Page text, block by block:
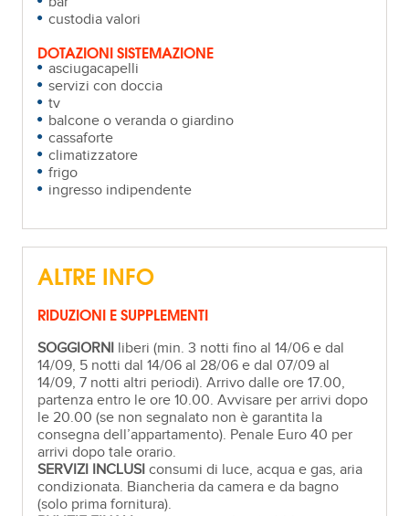
custodia valori
DOTAZIONI SISTEMAZIONE
asciugacapelli
servizi con doccia
tv
balcone o veranda o giardino
cassaforte
climatizzatore
frigo
ingresso indipendente
ALTRE INFO
RIDUZIONI E SUPPLEMENTI
SOGGIORNI liberi (min. 3 notti fino al 14/06 e dal
14/09, 5 notti dal 14/06 al 28/06 e dal 07/09 al
14/09, 7 notti altri periodi). Arrivo dalle ore 17.00,
partenza entro le ore 10.00. Avvisare per arrivi dopo
le 20.00 (se non segnalato non è garantita la
consegna dell’appartamento). Penale Euro 40 per
arrivi dopo tale orario.
SERVIZI INCLUSI consumi di luce, acqua e gas, aria
condizionata. Biancheria da camera e da bagno
(solo prima fornitura).